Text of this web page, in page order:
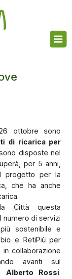
26 ottobre sono
di ricarica per
disposte nel
per 5 anni,
progetto per la
che ha anche
Città questa
numero di servizi
sostenibile e
e RetiPiù per
collaborazione
avanti sul
Alberto Rossi.